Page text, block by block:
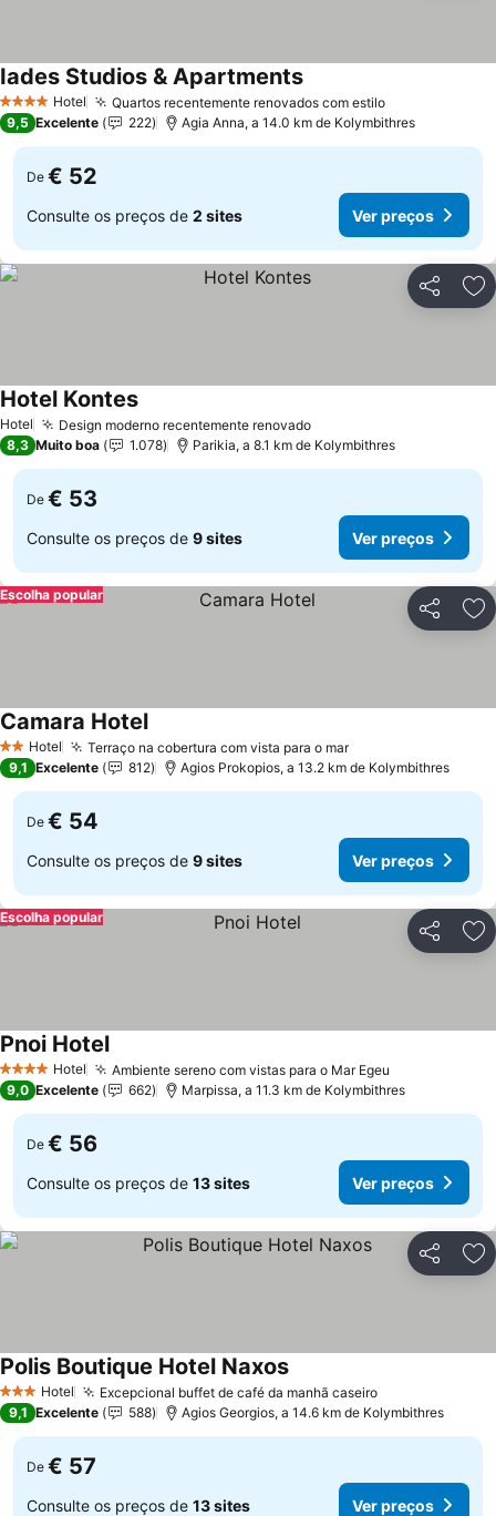
4 EstrelasHotel Quartos recentemente renovados com estilo
Iades Studios & Apartments
9,5 Excelente 222 Agia Anna, a 14.0 km de Kolymbithres
De € 52
Consulte os preços de 2 sites Ver preços
Partilhar
Hotel Design moderno recentemente renovado
Hotel Kontes
8,3 Muito boa 1.078 Parikia, a 8.1 km de Kolymbithres
De € 53
Consulte os preços de 9 sites Ver preços
Partilhar
Escolha popular
2 Estrelas
Hotel Terraço na cobertura com vista para o mar
Camara Hotel
9,1 Excelente 812 Agios Prokopios, a 13.2 km de Kolymbithres
De € 54
Consulte os preços de 9 sites Ver preços
Partilhar
Escolha popular
4 EstrelasHotel Ambiente sereno com vistas para o Mar Egeu
Pnoi Hotel
9,0 Excelente 662 Marpissa, a 11.3 km de Kolymbithres
De € 56
Consulte os preços de 13 sites Ver preços
Partilhar
3 EstrelasHotel Excepcional buffet de café da manhã caseiro
Polis Boutique Hotel Naxos
9,1 Excelente 588 Agios Georgios, a 14.6 km de Kolymbithres
De € 57
Consulte os preços de 13 sites Ver preços